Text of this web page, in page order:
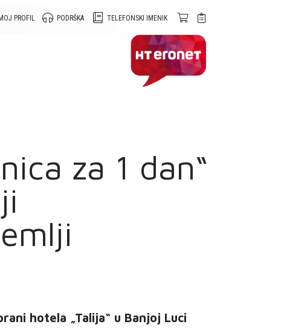
TELEFONSKI IMENIK
PODRŠKA
MOJ PROFIL
za 1 dan“
hotela „Talija“ u Banjoj Luci